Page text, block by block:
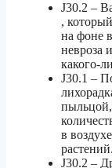
J30.2 –
,
на фоне
невроза
какого-
J30.1 –
в
растений.
J30.2 –